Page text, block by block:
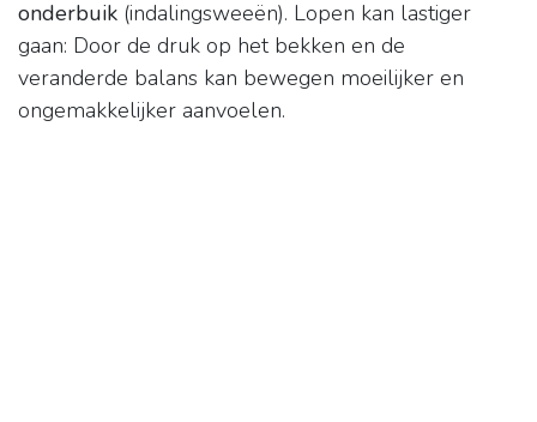
onderbuik (indalingsweeën). Lopen kan lastiger
gaan: Door de druk op het bekken en de
veranderde balans kan bewegen moeilijker en
ongemakkelijker aanvoelen.